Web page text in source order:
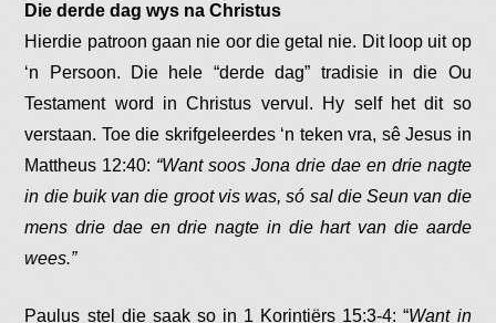
Die derde dag wys na Christus
Hierdie patroon gaan nie oor die getal nie. Dit loop uit op
‘n Persoon. Die hele “derde dag” tradisie in die Ou
Testament word in Christus vervul. Hy self het dit so
verstaan. Toe die skrifgeleerdes ‘n teken vra, sê Jesus in
Mattheus 12:40: “Want soos Jona drie dae en drie nagte
in die buik van die groot vis was, só sal die Seun van die
mens drie dae en drie nagte in die hart van die aarde
wees.”
Paulus stel die saak so in 1 Korintiërs 15:3-4: “Want in